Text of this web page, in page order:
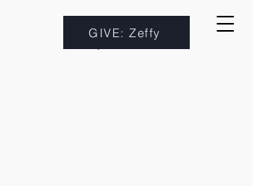
GIVE: Zeffy